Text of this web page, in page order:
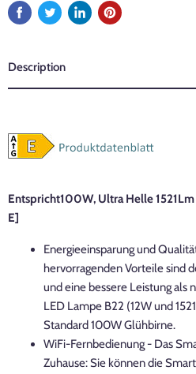
Description
Entspricht100W, Ultra Helle
E]
Energieeinsparung und
hervorragenden Vorteile sind
und eine bessere Leistung als
LED Lampe B22 (12W und
Standard 100W Glühbirne.
WiFi-Fernbedienung - Das
Zuhause: Sie können die